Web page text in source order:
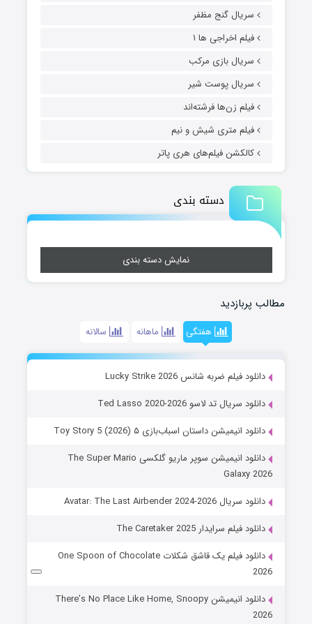
سریال گنج مظفر
فیلم اخراجی ها ۱
سریال بازی مرکب
سریال پوست شیر
فیلم زن‌ها فرشته‌اند
فیلم متری شیش و نیم
کالکشن فیلم‌های هری پاتر
دسته بندی
نمایش دسته بندی
مطالب پربازدید
هفتگی ماهانه سالانه
دانلود فیلم ضربه شانس Lucky Strike 2026
دانلود سریال تد لاسو Ted Lasso 2020-2026
دانلود انیمیشن داستان اسباب‌بازی ۵ Toy Story 5 (2026)
دانلود انیمیشن سوپر ماریو گلکسی The Super Mario
Galaxy 2026
دانلود سریال Avatar: The Last Airbender 2024-2026
دانلود فیلم سرایدار The Caretaker 2025
دانلود فیلم یک قاشق شکلات One Spoon of Chocolate
2026
دانلود انیمیشن There’s No Place Like Home, Snoopy
2026